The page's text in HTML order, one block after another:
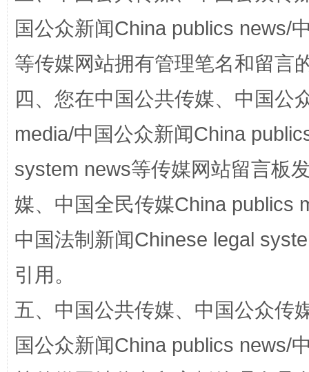
国家大学科技园优化重塑工作
国公众新闻China publics news/
等传媒网站拥有管理笔名和留言
四、您在中国公共传媒、中国公
media/中国公众新闻China
system news等传媒网站留言板
媒、中国全民传媒China publics
中国法制新闻Chinese legal
引用。
五、中国公共传媒、中国公众传
国公众新闻China publics news/